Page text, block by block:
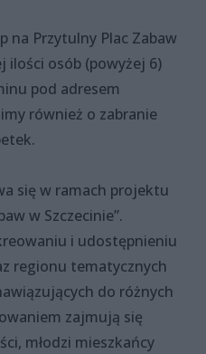
na Przytulny Plac Zabaw
ilości osób (powyżej 6)
pod adresem
również o zabranie
się w ramach projektu
w Szczecinie”.
i udostępnieniu
regionu tematycznych
do różnych
zajmują się
młodzi mieszkańcy